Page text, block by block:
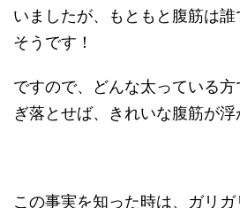
いましたが、もともと腹筋は
そうです！
ですので、どんな太っている
ぎ落とせば、きれいな腹筋が浮
この事実を知った時は、ガリ